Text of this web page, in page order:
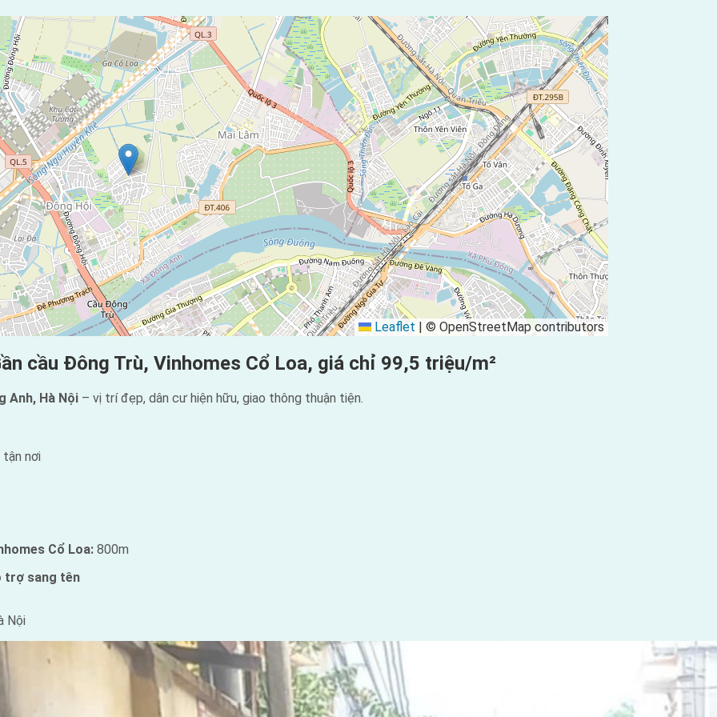
Leaflet | © OpenStreetMap contributors
cầu Đông Trù, Vinhomes Cổ Loa, giá chỉ 99,5 triệu/m²
Anh, Hà Nội – vị trí đẹp, dân cư hiện hữu, giao thông thuận tiện.
nơi
Cổ Loa: 800m
trợ sang tên
Nội